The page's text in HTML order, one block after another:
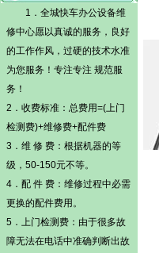
1．全城快车办公设备维
修中心愿以真诚的服务，良好
的工作作风，过硬的技术水准
为您服务！专注专注 规范服
务！
2．收费标准：总费用=(上门
检测 费)+维修费+配件费
3．维 修 费：根据机器的等
级，50-150元不等。
4．配 件 费：维修过程中必需
更换的配件费用。
5． 上门检测 费：由于很多故
障无法在电话中准确判断出故